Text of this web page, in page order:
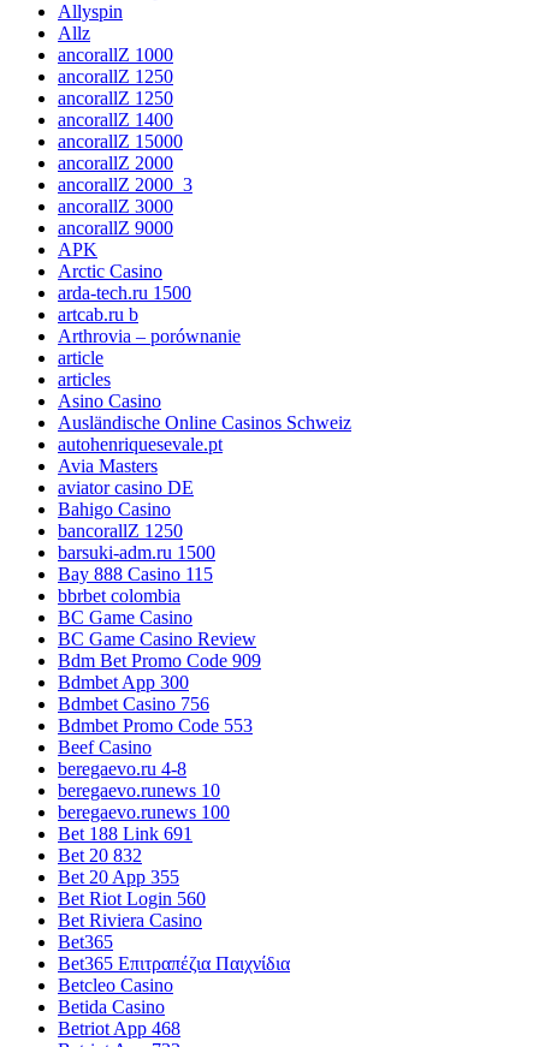
Allyspin
Allz
ancorallZ 1000
ancorallZ 1250
ancorallZ 1250
ancorallZ 1400
ancorallZ 15000
ancorallZ 2000
ancorallZ 2000_3
ancorallZ 3000
ancorallZ 9000
APK
Arctic Casino
arda-tech.ru 1500
artcab.ru b
Arthrovia – porównanie
article
articles
Asino Casino
Ausländische Online Casinos Schweiz
autohenriquesevale.pt
Avia Masters
aviator casino DE
Bahigo Casino
bancorallZ 1250
barsuki-adm.ru 1500
Bay 888 Casino 115
bbrbet colombia
BC Game Casino
BC Game Casino Review
Bdm Bet Promo Code 909
Bdmbet App 300
Bdmbet Casino 756
Bdmbet Promo Code 553
Beef Casino
beregaevo.ru 4-8
beregaevo.runews 10
beregaevo.runews 100
Bet 188 Link 691
Bet 20 832
Bet 20 App 355
Bet Riot Login 560
Bet Riviera Casino
Bet365
Bet365 Επιτραπέζια Παιχνίδια
Betcleo Casino
Betida Casino
Betriot App 468